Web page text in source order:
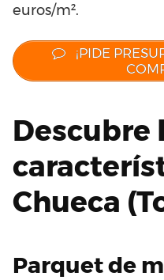
euros/m².
¡PIDE
Descubre
Chueca
Parquet de